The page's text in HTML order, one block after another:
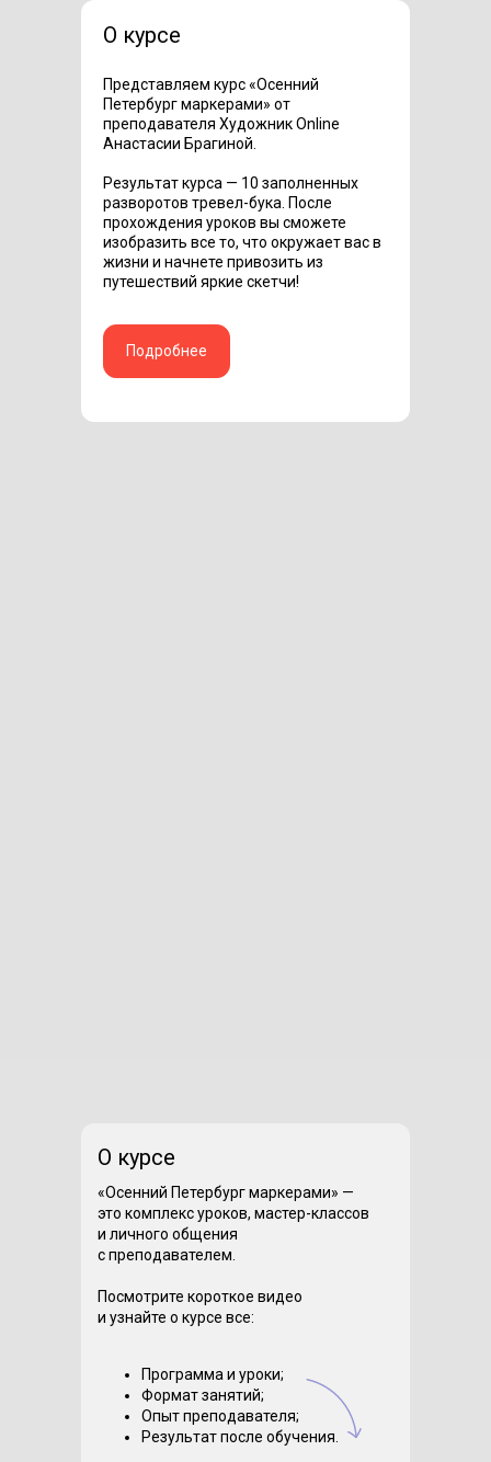
О курсе
Представляем курс «Осенний
Петербург маркерами» от
преподавателя Художник Online
Анастасии Брагиной.
Результат курса — 10 заполненных
разворотов тревел-бука. После
прохождения уроков вы сможете
изобразить все то, что окружает вас в
жизни и начнете привозить из
путешествий яркие скетчи!
Подробнее
О курсе
«Осенний Петербург маркерами» —
это комплекс уроков, мастер-классов
и личного общения
с преподавателем.
Посмотрите короткое видео
и узнайте о курсе все:
Программа и уроки;
Формат занятий;
Опыт преподавателя;
Результат после обучения.